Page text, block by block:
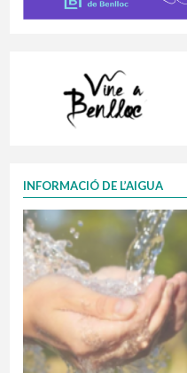
INFORMACIÓ DE L’AIGUA